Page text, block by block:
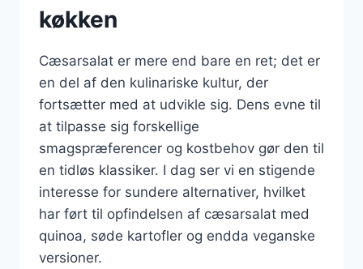
køkken
Cæsarsalat er mere end bare en ret; det er
en del af den kulinariske kultur, der
fortsætter med at udvikle sig. Dens evne til
at tilpasse sig forskellige
smagspræferencer og kostbehov gør den til
en tidløs klassiker. I dag ser vi en stigende
interesse for sundere alternativer, hvilket
har ført til opfindelsen af cæsarsalat med
quinoa, søde kartofler og endda veganske
versioner.